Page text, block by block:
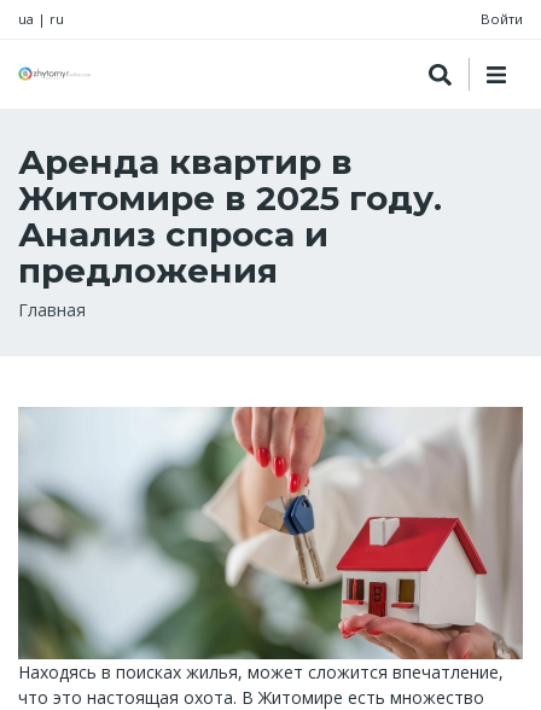
ua | ru Войти
Аренда квартир в
Житомире в 2025 году.
Анализ спроса и
предложения
Строка
Главная
Находясь в поисках жилья, может сложится впечатление,
что это настоящая охота. В Житомире есть множество